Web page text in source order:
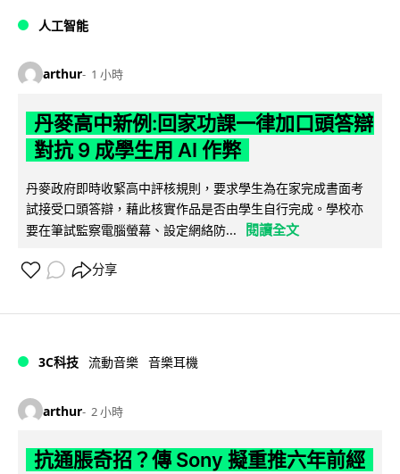
人工智能
arthur 1 小時
丹麥高中新例:回家功課一律加口頭答辯
對抗 9 成學生用 AI 作弊
丹麥政府即時收緊高中評核規則，要求學生為在家完成書面考
試接受口頭答辯，藉此核實作品是否由學生自行完成。學校亦
要在筆試監察電腦螢幕、設定網絡防...
閱讀全文
分享
3C科技 流動音樂 音樂耳機
arthur 2 小時
抗通脹奇招？傳 Sony 擬重推六年前經